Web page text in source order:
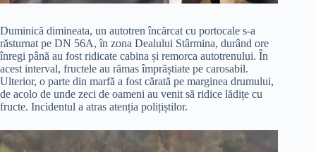
Duminică dimineata, un autotren încărcat cu portocale s-a
răsturnat pe DN 56A, în zona Dealului Stârmina, durând ore
înregi până au fost ridicate cabina și remorca autotrenului. În
acest interval, fructele au rămas împrăștiate pe carosabil.
Ulterior, o parte din marfă a fost cărată pe marginea drumului,
de acolo de unde zeci de oameni au venit să ridice lădițe cu
fructe. Incidentul a atras atenția polițiștilor.